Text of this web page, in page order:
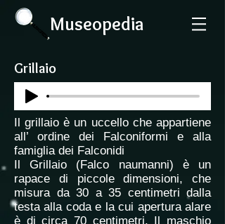
Museopedia
Grillaio
Il grillaio è un uccello che appartiene
all’ ordine dei Falconiformi e alla
famiglia dei Falconidi
Il Grillaio (Falco naumanni) è un
rapace di piccole dimensioni, che
misura da 30 a 35 centimetri dalla
testa alla coda e la cui apertura alare
è di circa 70 centimetri. Il maschio